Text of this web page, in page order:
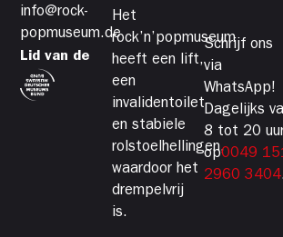
info@rock-
popmuseum.de
Lid van de
Het
rock’n’popmuseum
heeft een lift,
een
invalidentoilet
en stabiele
rolstoelhellingen,
waardoor het
drempelvrij
is.
Schrijf ons
via
WhatsApp!
Dagelijks
8 tot 20
op0049
2960 3404